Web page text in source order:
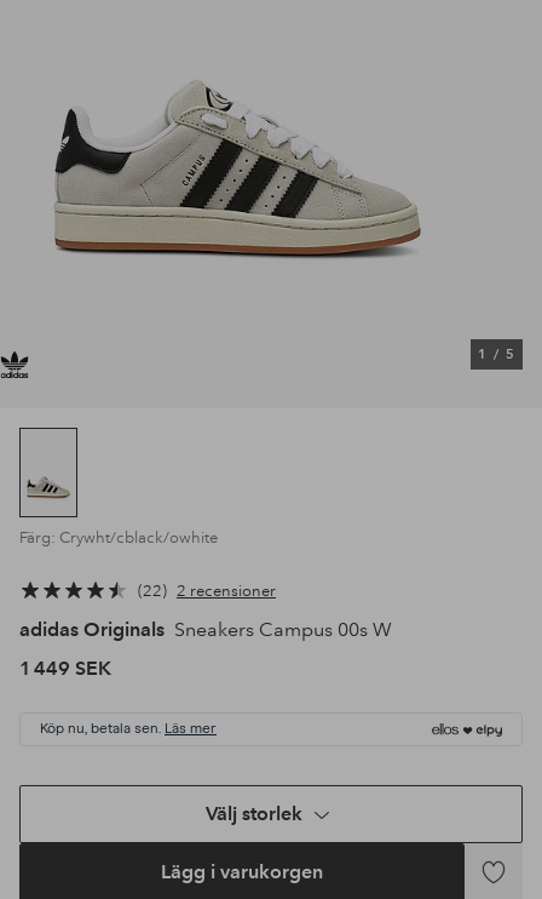
1 / 5
Färg: Crywht/cblack/owhite
22 2 recensioner
adidas Originals Sneakers Campus 00s W
1 449 SEK
Köp nu, betala sen. Läs mer
Välj storlek
Lägg i varukorgen
Lägg